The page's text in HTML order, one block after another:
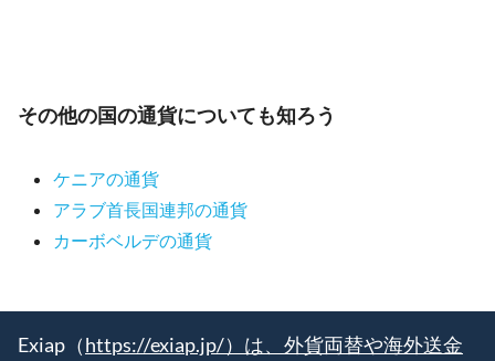
その他の国の通貨についても知ろう
ケニアの通貨
アラブ首長国連邦の通貨
カーボベルデの通貨
Exiap（https://exiap.jp/）は、外貨両替や海外送金